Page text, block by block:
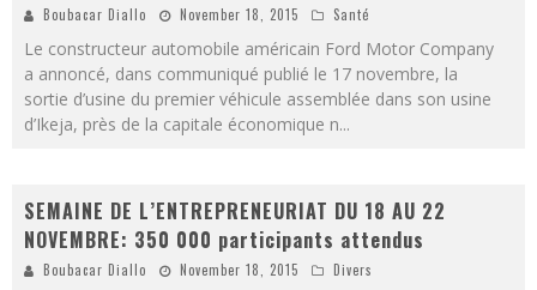
Boubacar Diallo November 18, 2015 Santé
Le constructeur automobile américain Ford Motor Company
a annoncé, dans communiqué publié le 17 novembre, la
sortie d’usine du premier véhicule assemblée dans son usine
d’Ikeja, près de la capitale économique n...
SEMAINE DE L’ENTREPRENEURIAT DU 18 AU 22
NOVEMBRE: 350 000 participants attendus
Boubacar Diallo November 18, 2015 Divers